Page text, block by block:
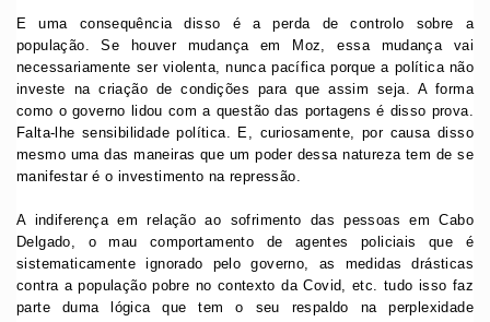
E uma consequência disso é a perda de controlo sobre a
população. Se houver mudança em Moz, essa mudança vai
necessariamente ser violenta, nunca pacífica porque a política não
investe na criação de condições para que assim seja. A forma
como o governo lidou com a questão das portagens é disso prova.
Falta-lhe sensibilidade política. E, curiosamente, por causa disso
mesmo uma das maneiras que um poder dessa natureza tem de se
manifestar é o investimento na repressão.
A indiferença em relação ao sofrimento das pessoas em Cabo
Delgado, o mau comportamento de agentes policiais que é
sistematicamente ignorado pelo governo, as medidas drásticas
contra a população pobre no contexto da Covid, etc. tudo isso faz
parte duma lógica que tem o seu respaldo na perplexidade